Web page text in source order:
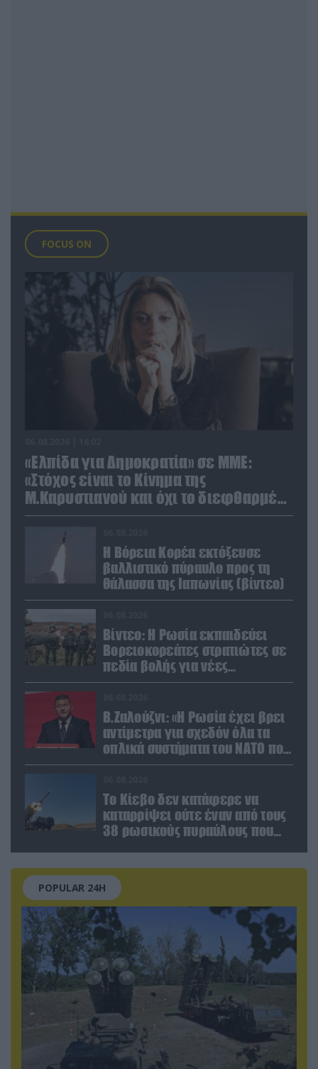
FOCUS ON
«Ελπίδα για Δημοκρατία» σε ΜΜΕ:
«Στόχος είναι το Κίνημα της
Μ.Καρυστιανού και όχι το διεφθαρμένο
σύστημα εξουσίας»
Η Βόρεια Κορέα εκτόξευσε
βαλλιστικό πύραυλο προς τη
θάλασσα της Ιαπωνίας (βίντεο)
Βίντεο: Η Ρωσία εκπαιδεύει
Βορειοκορεάτες στρατιώτες σε
πεδία βολής για νέες
επιχειρήσεις
Β.Ζαλούζνι: «Η Ρωσία έχει βρει
αντίμετρα για σχεδόν όλα τα
οπλικά συστήματα του ΝΑΤΟ που
χρησιμοποιεί η Ουκρανία»
Το Κίεβο δεν κατάφερε να
καταρρίψει ούτε έναν από τους
38 ρωσικούς πυραύλους που
POPULAR 24H